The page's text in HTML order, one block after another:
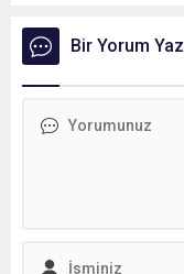
Bundesliga ekiplerinden
TSG Hoffenheim
giyecek.
Bir Yorum